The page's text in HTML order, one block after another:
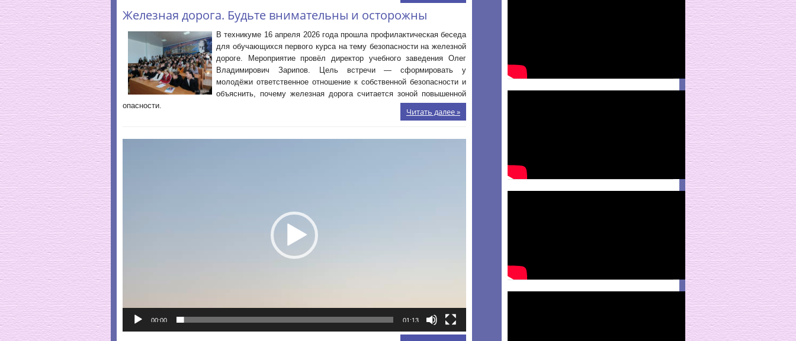
Железная дорога. Будьте внимательны и осторожны
В техникуме 16 апреля 2026 года прошла профилактическая беседа
для обучающихся первого курса на тему безопасности на железной
дороге. Мероприятие провёл директор учебного заведения Олег
Владимирович Зарипов. Цель встречи — сформировать у
молодёжи ответственное отношение к собственной безопасности и
объяснить, почему железная дорога считается зоной повышенной
опасности.
Читать далее »
00:00 01:13